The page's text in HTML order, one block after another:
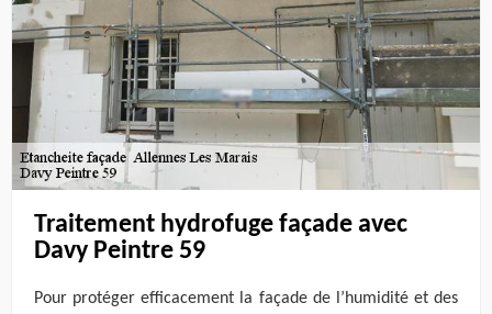
Traitement hydrofuge façade avec
Davy Peintre 59
Pour protéger efficacement la façade de l’humidité et des